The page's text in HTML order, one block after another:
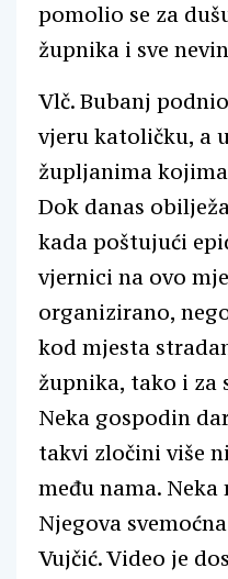
pomolio se za
župnika i sve
Vlč. Bubanj
vjeru katoličku, a
župljanima
Dok danas
kada poštujući
vjernici na ovo
organizirano,
kod mjesta
župnika, tako i za
Neka gospodin
takvi zločini više
među nama.
Njegova
Vujčić. Video je